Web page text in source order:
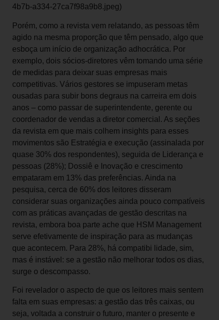
4b7b-a334-27ca7f98a9b8.jpeg)
Porém, como a revista vem relatando, as pessoas têm
agido na mesma proporção que têm pensado, algo que
esboça um início de organização adhocrática. Por
exemplo, dois sócios-diretores vêm tomando uma série
de medidas para deixar suas empresas mais
competitivas. Vários gestores se impuseram metas
ousadas para subir bons degraus na carreira em dois
anos – como passar de superintendente, gerente ou
coordenador de vendas a diretor comercial. As seções
da revista em que mais colhem insights para esses
movimentos são Estratégia e execução (assinalada por
quase 30% dos respondentes), seguida de Liderança e
pessoas (28%); Dossiê e Inovação e crescimento
empataram em 13% das preferências. Ainda na
pesquisa, cerca de 60% dos leitores disseram
considerar suas organizações ainda pouco compatíveis
com as práticas avançadas de gestão descritas na
revista, embora boa parte ache que HSM Management
serve efetivamente de inspiração para as mudanças
que acontecem. Para 28%, há compatibi lidade, sim,
mas é instável: se a gestão não melhorar todos os dias,
surge o descompasso.
Foi revelador o aspecto de que os leitores mais sentem
falta em suas empresas: a gestão das três caixas, ou
seja, voltada a construir o futuro, manter o presente e